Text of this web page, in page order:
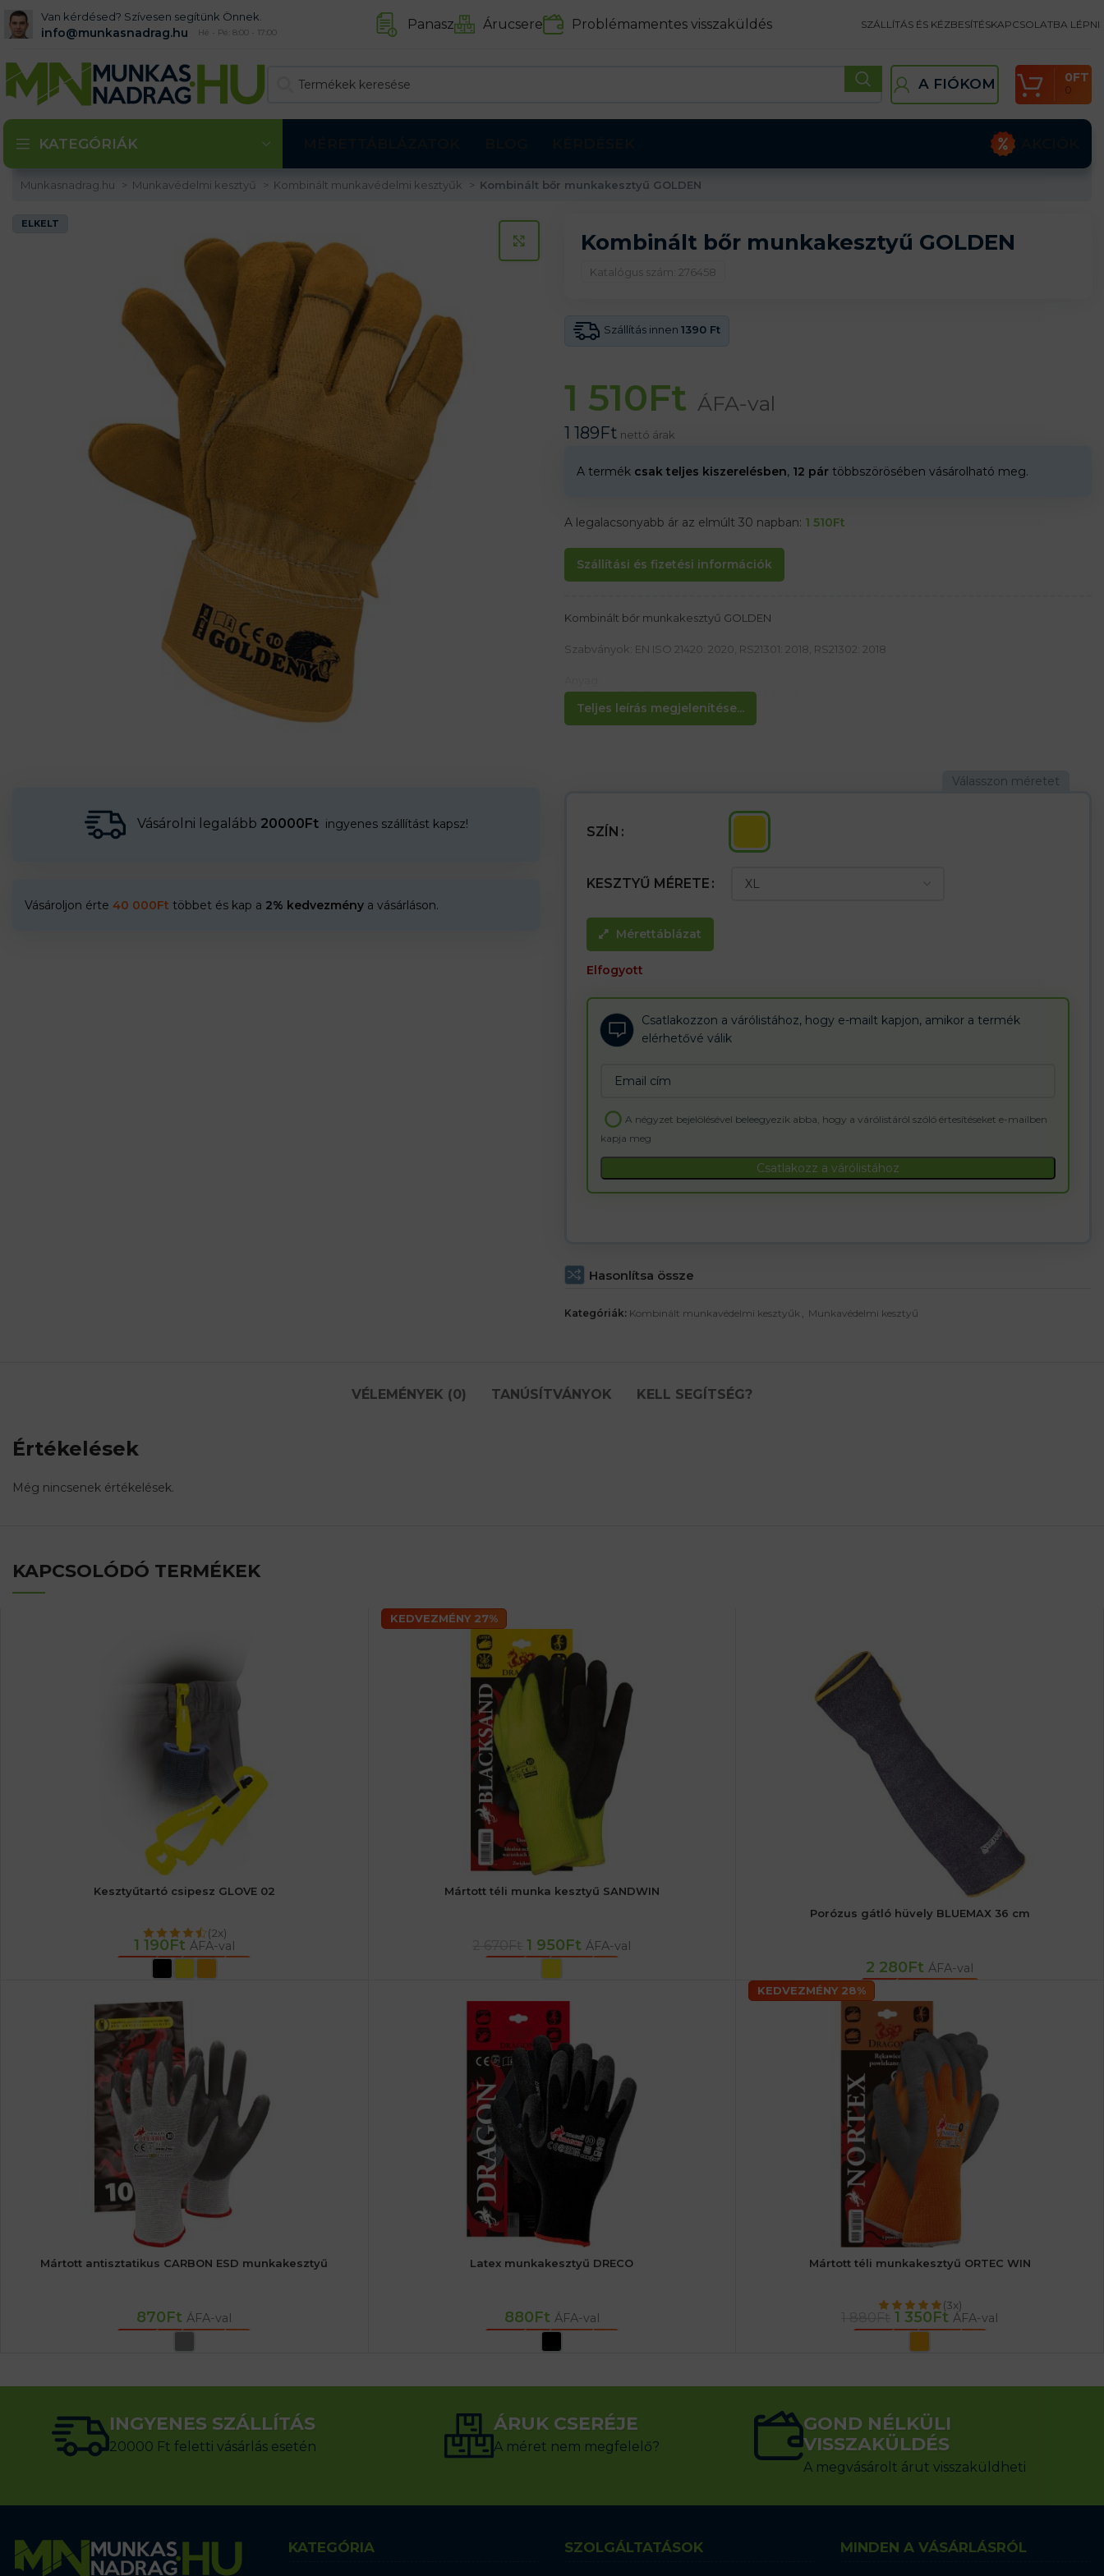
Van kérdésed? Szívesen segítünk Önnek.
info@munkasnadrag.hu Hé - Pé: 8:00 - 17:00 Panasz Árucsere Problémamentes visszaküldés SZÁLLÍTÁS ÉS KÉZBESÍTÉSKAPCSOLATBA LÉPNI
A FIÓKOM 0
0FT
KATEGÓRIÁK
Munkasnadrag.hu Munkavédelmi kesztyű Kombinált munkavédelmi kesztyűk Kombinált bőr munkakesztyű GOLDEN
ELKELT
KATTINTS A KINAGYÍTÁSHOZ
Vásárolni legalább 20000Ft ingyenes szállítást kapsz!
Vásároljon érte 40 000Ft többet és kap a 2% kedvezmény a vásárláson.
Kombinált bőr munkakesztyű GOLDEN
Katalógus szám: 276458
Szállítás innen 1390 Ft
1 510Ft ÁFA-val
1 189Ft nettó árak
A termék csak teljes kiszerelésben, 12 pár többszörösében vásárolható meg.
A legalacsonyabb ár az elmúlt 30 napban: 1 510Ft
Szállítási és fizetési információk
Teljes leírás megjelenítése...
Kombinált bőr munkakesztyű GOLDEN
Szabványok: EN ISO 21420: 2020, RS21301: 2018, RS21302: 2018
Kiváló minőségű osztott tehénbőrből készül
Jellemzők:
– normál mechanikai munkához megfelelő – Az építőiparban és a nehéZipsarban használják
SZÍN
KESZTYŰ MÉRETE
Mérettáblázat
Elfogyott
Csatlakozzon a várólistához, hogy e-mailt kapjon, amikor a termék
elérhetővé válik
A négyzet bejelölésével beleegyezik abba, hogy a várólistáról szóló értesítéseket e-mailben
kapja meg
your
email
address
to
join
the
waitlist
Csatlakozz a várólistához
Hasonlítsa össze
Kategóriák: Kombinált munkavédelmi kesztyűk , Munkavédelmi kesztyű
VÉLEMÉNYEK (0) TANÚSÍTVÁNYOK KELL SEGÍTSÉG?
Értékelések
Még nincsenek értékelések.
KAPCSOLÓDÓ TERMÉKEK
Kesztyűtartó csipesz GLOVE 02
(2x)
1 190Ft ÁFA-val
OPCIÓK VÁLASZTÁSA
KEDVEZMÉNY 27%
Mártott téli munka kesztyű SANDWIN
1 950Ft ÁFA-val
OPCIÓK VÁLASZTÁSA
Porózus gátló hüvely BLUEMAX 36 cm
2 280Ft ÁFA-val
KOSÁRBA TESZEM
Mártott antisztatikus CARBON ESD munkakesztyű
870Ft ÁFA-val
OPCIÓK VÁLASZTÁSA
Latex munkakesztyű DRECO
880Ft ÁFA-val
OPCIÓK VÁLASZTÁSA
KEDVEZMÉNY 28%
Mártott téli munkakesztyű ORTEC WIN
(3x)
1 350Ft ÁFA-val
OPCIÓK VÁLASZTÁSA
INGYENES SZÁLLÍTÁS
20000 Ft feletti vásárlás esetén
ÁRUK CSERÉJE
A méret nem megfelelő?
GOND NÉLKÜLI
VISSZAKÜLDÉS
A megvásárolt árut visszaküldheti
KATEGÓRIA SZOLGÁLTATÁSOK MINDEN A VÁSÁRLÁSRÓL